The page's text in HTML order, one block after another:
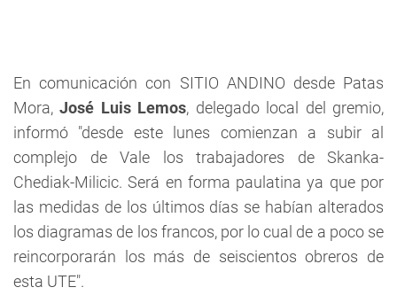
En comunicación con SITIO ANDINO desde Patas
Mora, José Luis Lemos, delegado local del gremio,
informó "desde este lunes comienzan a subir al
complejo de Vale los trabajadores de Skanka-
Chediak-Milicic. Será en forma paulatina ya que por
las medidas de los últimos días se habían alterados
los diagramas de los francos, por lo cual de a poco se
reincorporarán los más de seiscientos obreros de
esta UTE".